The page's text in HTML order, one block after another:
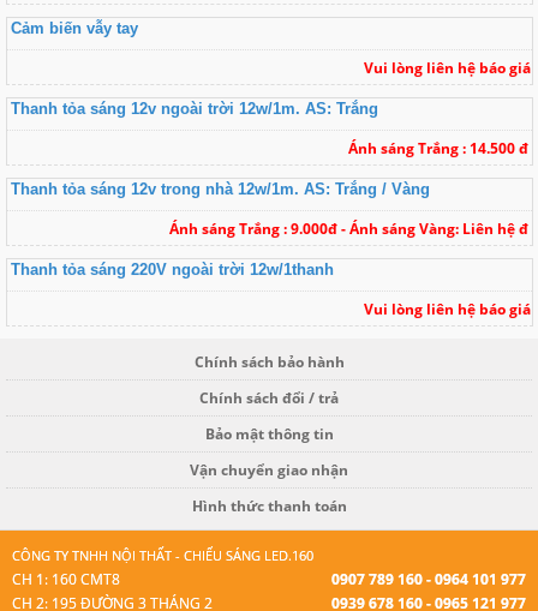
Cảm biến vẫy tay
Vui lòng liên hệ báo giá
Thanh tỏa sáng 12v ngoài trời 12w/1m. AS: Trắng
Ánh sáng Trắng : 14.500 đ
Thanh tỏa sáng 12v trong nhà 12w/1m. AS: Trắng / Vàng
Ánh sáng Trắng : 9.000đ - Ánh sáng Vàng: Liên hệ đ
Thanh tỏa sáng 220V ngoài trời 12w/1thanh
Vui lòng liên hệ báo giá
Chính sách bảo hành
Chính sách đổi / trả
Bảo mật thông tin
Vận chuyển giao nhận
Hình thức thanh toán
CÔNG TY TNHH NỘI THẤT - CHIẾU SÁNG LED.160
CH 1: 160 CMT8
0907 789 160 - 0964 101 977
CH 2: 195 ĐƯỜNG 3 THÁNG 2
0939 678 160 - 0965 121 977